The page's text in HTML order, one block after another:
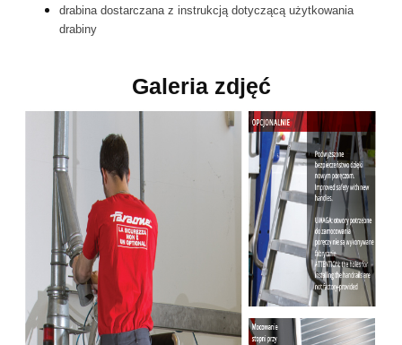
drabina dostarczana z instrukcją dotyczącą użytkowania
drabiny
Galeria zdjęć